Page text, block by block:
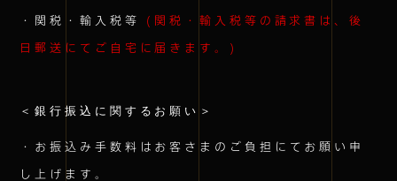
・関税・輸入税等 (関税・輸入税等の請求書は、後
日郵送にてご自宅に届きます。)
＜銀行振込に関するお願い＞
・お振込み手数料はお客さまのご負担にてお願い申
し上げます。